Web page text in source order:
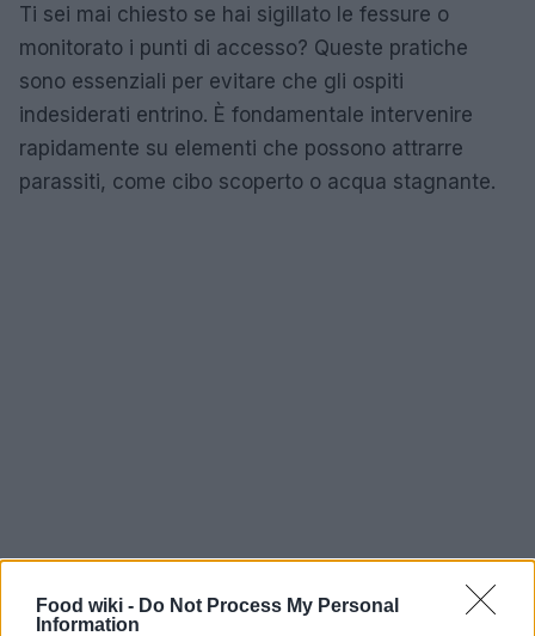
Food wiki - Do Not Process My Personal
Information
Ti sei mai chiesto se hai sigillato le fessure o
monitorato i punti di accesso? Queste pratiche
sono essenziali per evitare che gli ospiti
indesiderati entrino. È fondamentale intervenire
rapidamente su elementi che possono attrarre
parassiti, come cibo scoperto o acqua stagnante.